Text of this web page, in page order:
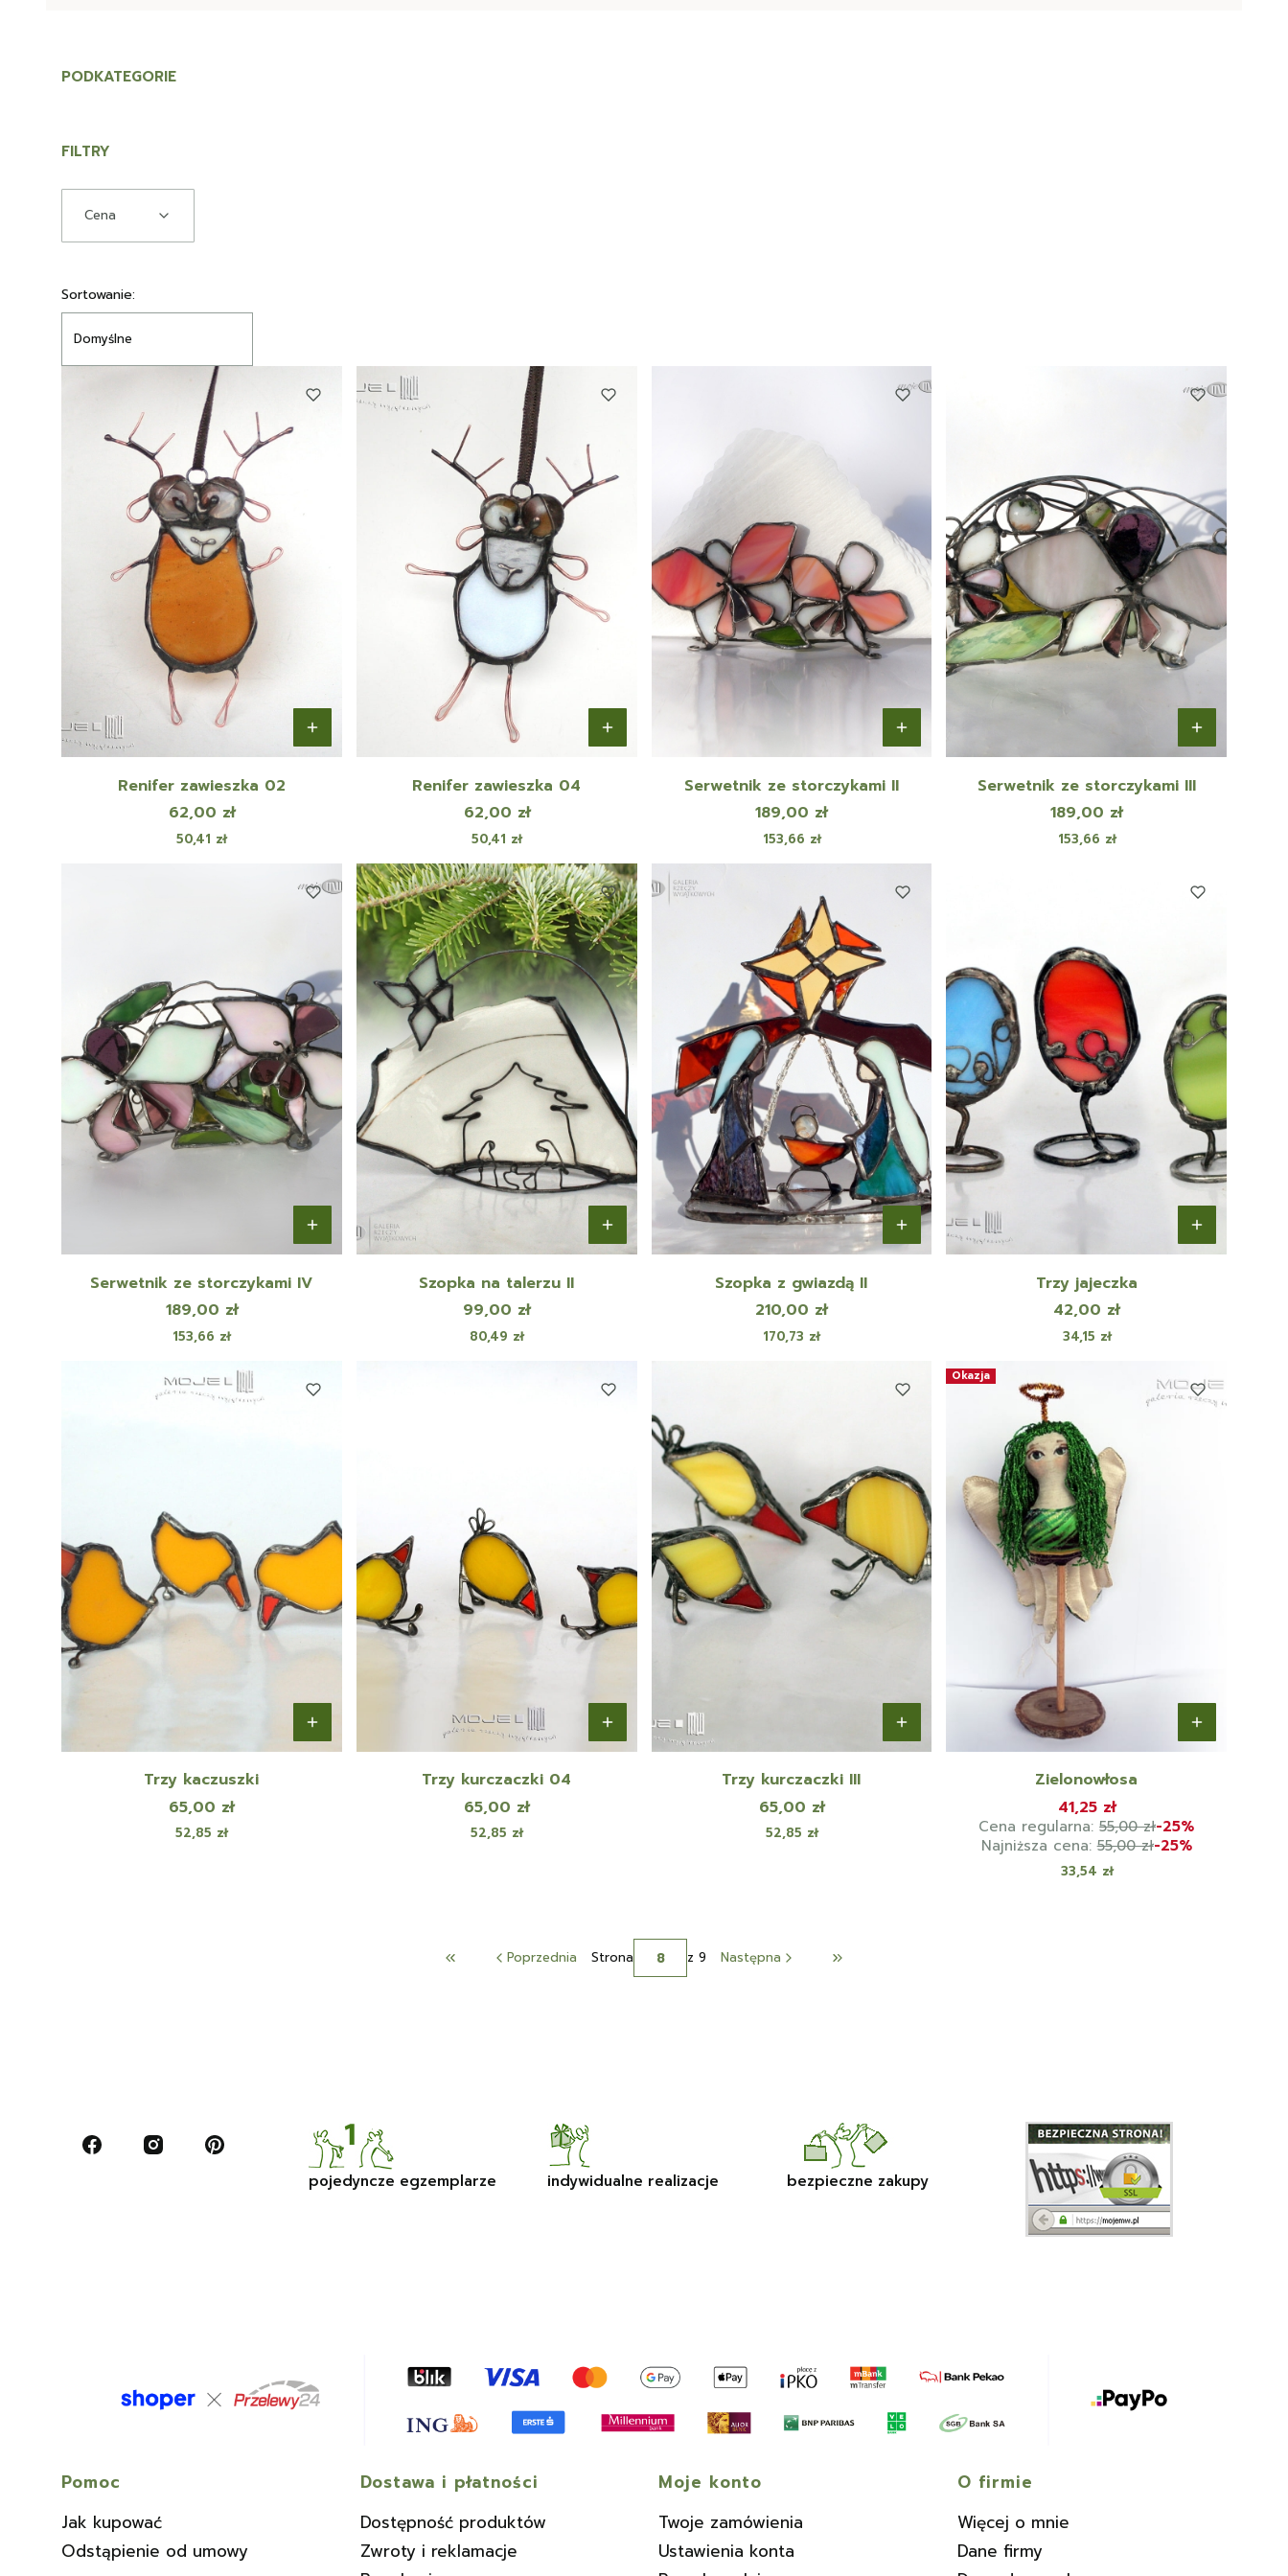
PODKATEGORIE
FILTRY
Cena
Lista produktów
Sortowanie:
Domyślne
Renifer zawieszka 02
Cena
62,00 zł
Cena
50,41 zł
Renifer zawieszka 04
Cena
62,00 zł
Cena
50,41 zł
Serwetnik ze storczykami II
Cena
189,00 zł
Cena
153,66 zł
Serwetnik ze storczykami III
Cena
189,00 zł
Cena
153,66 zł
Serwetnik ze storczykami IV
Cena
189,00 zł
Cena
153,66 zł
Szopka na talerzu II
Cena
99,00 zł
Cena
80,49 zł
Szopka z gwiazdą II
Cena
210,00 zł
Cena
170,73 zł
Trzy jajeczka
Cena
42,00 zł
Cena
34,15 zł
Trzy kaczuszki
Cena
65,00 zł
Cena
52,85 zł
Trzy kurczaczki 04
Cena
65,00 zł
Cena
52,85 zł
Trzy kurczaczki III
Cena
65,00 zł
Cena
52,85 zł
Okazja
Zielonowłosa
41,25 zł
Cena regularna: 55,00 zł-25%
Najniższa cena: 55,00 zł-25%
Cena
33,54 zł
Wróć do pierwszej strony z produktami
Poprzednia Strona z 9 Następna Przejdź do ostatniej strony z produktami
pojedyncze egzemplarze indywidualne realizacje bezpieczne zakupy
Linki w stopce
Pomoc
Jak kupować
Odstąpienie od umowy
Dostawa i płatności
Dostępność produktów
Zwroty i reklamacje
Moje konto
Twoje zamówienia
Ustawienia konta
O firmie
Więcej o mnie
Dane firmy